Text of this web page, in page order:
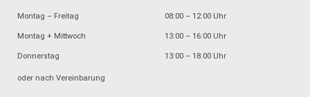
Montag – Freitag 08:00 – 12:00 Uhr
Montag + Mittwoch 13:00 – 16:00 Uhr
Donnerstag 13:00 – 18:00 Uhr
oder nach Vereinbarung